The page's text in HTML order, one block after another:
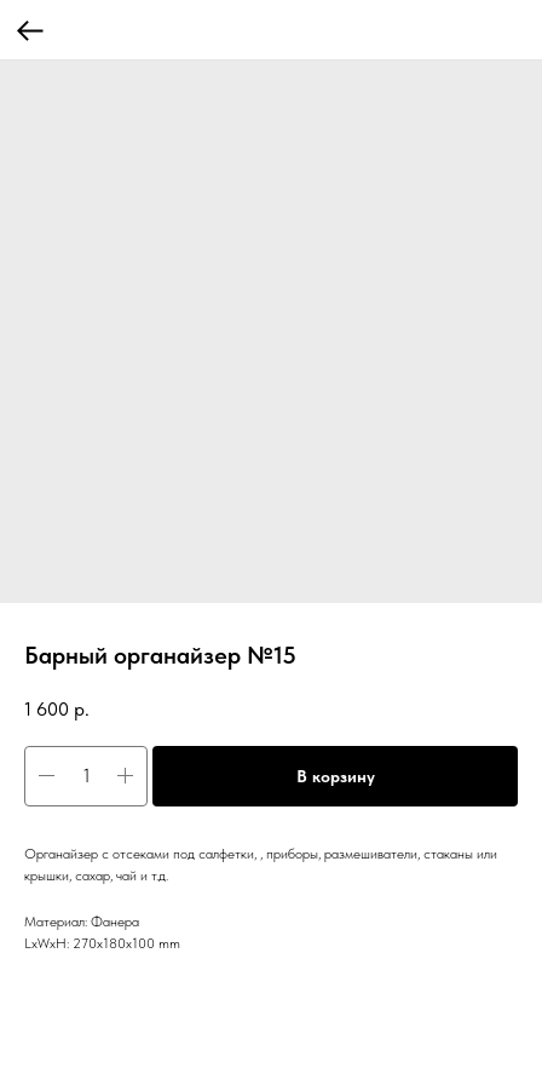
Барный органайзер №15
1 600 р.
В корзину
Органайзер с отсеками под салфетки, , приборы, размешиватели, стаканы или
крышки, сахар, чай и т.д.
Материал: Фанера
LxWxH: 270x180x100 mm